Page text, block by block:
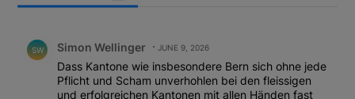
SW Simon Wellinger JUNE 9, 2026
Dass Kantone wie insbesondere Bern sich ohne jede
Pflicht und Scham unverhohlen bei den fleissigen
und erfolgreichen Kantonen mit allen Händen fast